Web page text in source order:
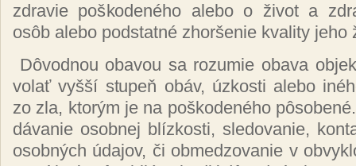
zdra­vie poš­ko­de­né­ho ale­bo o ži­vot a
osôb ale­bo pod­stat­né zhor­še­nie kva­li­ty je­ho
Dô­vod­nou oba­vou sa ro­zu­mie oba­va
vo­lať vy­šší stu­peň obáv, úz­kos­ti ale­bo
zo zla, kto­rým je na poš­ko­de­né­ho
dá­va­nie osob­nej blíz­kos­ti, sle­do­va­nie,
osob­ných úda­jov, či ob­me­dzo­va­nie v